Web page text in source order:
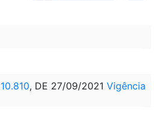
, DE 27/09/2021 Vigência